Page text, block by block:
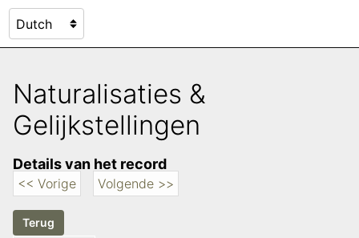
Naturalisaties &
Gelijkstellingen
Details van het record
<< Vorige Volgende >>